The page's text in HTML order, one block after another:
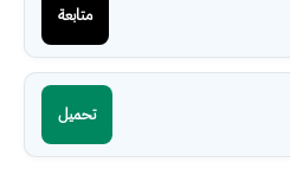
متابعة
تحميل